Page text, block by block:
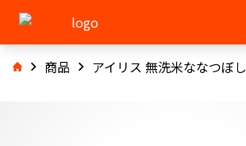
商品 アイリス 無洗米ななつぼし